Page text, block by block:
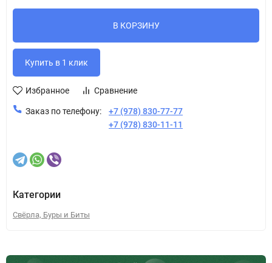
В КОРЗИНУ
Избранное Сравнение
Заказ по телефону:
+7 (978) 830-77-77
+7 (978) 830-11-11
Категории
Свёрла, Буры и Биты